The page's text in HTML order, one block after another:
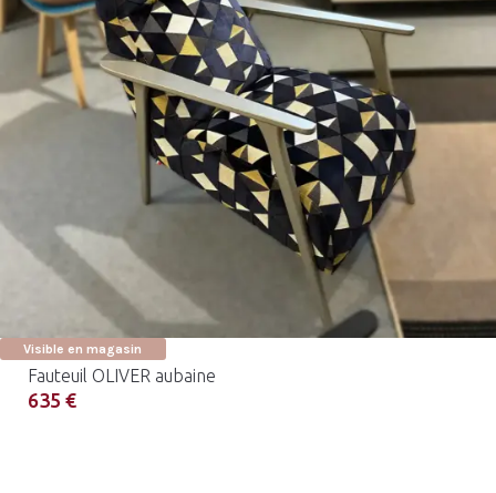
Visible en magasin
Fauteuil OLIVER aubaine
635 €